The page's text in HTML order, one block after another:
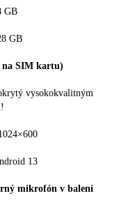
GB
GB
SIM kartu)
vysokokvalitným
13
mikrofón v balení